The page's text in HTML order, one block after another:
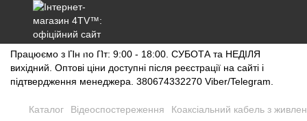
Працюємо з Пн по Пт: 9:00 - 18:00. СУБОТА та НЕДІЛЯ
вихідний. Оптові ціни доступні після реєстрації на сайті і
підтвердження менеджера. 380674332270 Viber/Telegram.
Каталог Відеоспостереження Коаксіальний кабель з